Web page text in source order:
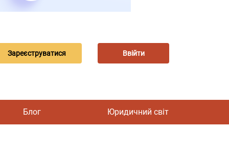
Зареєструватися Ввійти
Блог Юридичний світ